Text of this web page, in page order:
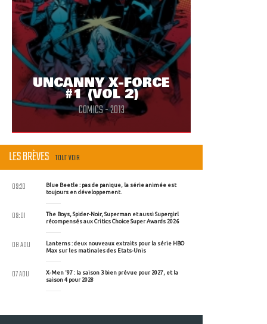
UNCANNY X-FORCE
#1 (VOL 2)
COMICS - 2013
LES BRÈVES TOUT VOIR
Blue Beetle : pas de panique, la série animée est
toujours en développement.
09:20
The Boys, Spider-Noir, Superman et aussi Supergirl
récompensés aux Critics Choice Super Awards 2026
09:01
Lanterns : deux nouveaux extraits pour la série HBO
Max sur les matinales des Etats-Unis
08 AOU
X-Men '97 : la saison 3 bien prévue pour 2027, et la
saison 4 pour 2028
07 AOU